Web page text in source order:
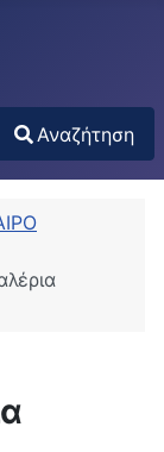
results.
Αναζήτηση